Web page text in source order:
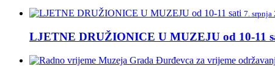
7. srpnja
LJETNE DRUŽIONICE U MUZEJU od 10-11